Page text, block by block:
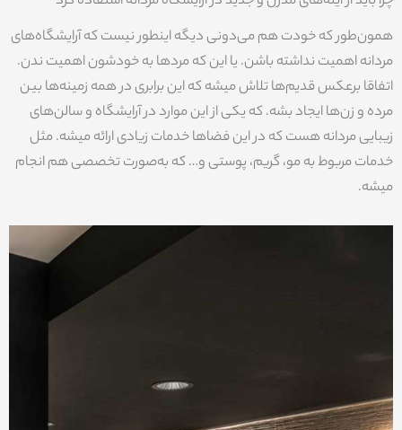
همون‌طور که خودت هم می‌دونی دیگه اینطور نیست که آرایشگاه‌های
مردانه اهمیت نداشته باشن. یا این که مردها به خودشون اهمیت ندن.
اتفاقا برعکس قدیم‌ها تلاش میشه که این برابری در همه زمینه‌ها بین
مرده و زن‌ها ایجاد بشه. که یکی از این موارد در آرایشگاه و سالن‌های
زیبایی مردانه هست که در این فضاها خدمات زیادی ارائه میشه. مثل
خدمات مربوط به مو، گریم، پوستی و… که به‌صورت تخصصی هم انجام
میشه.